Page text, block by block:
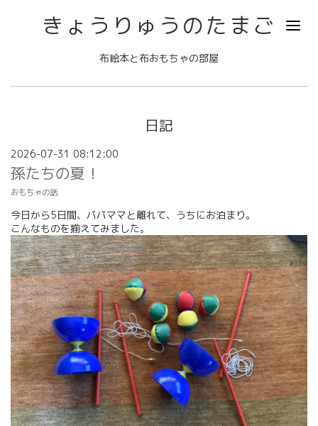
きょうりゅうのたまご
布絵本と布おもちゃの部屋
日記
2026-07-31 08:12:00
孫たちの夏！
おもちゃの話
今日から5日間、パパママと離れて、うちにお泊まり。
こんなものを揃えてみました。